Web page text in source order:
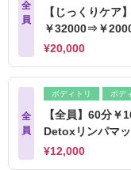
全
員
【じっくりケア
￥32000⇒￥
¥20,000
全
員
ボディトリ ボデ
【全員】60分￥
Detoxリンパマ
¥12,000